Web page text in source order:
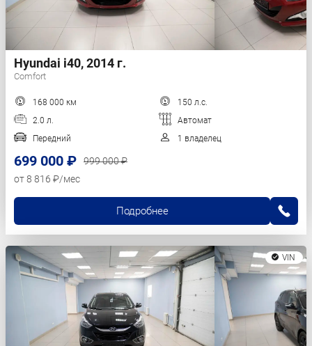
Hyundai i40, 2014 г.
Comfort
168 000 км
150 л.с.
2.0 л.
Автомат
Передний
1 владелец
699 000 ₽
999 000 ₽
от 8 816 ₽/мес
Подробнее
VIN